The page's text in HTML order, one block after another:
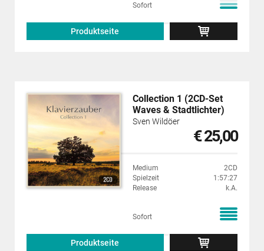
Sofort
Produktseite
Collection 1 (2CD-Set
Waves & Stadtlichter)
Sven Wildöer
€ 25,00
Medium
2CD
Spielzeit
1:57:27
Release
k.A.
Sofort
Produktseite